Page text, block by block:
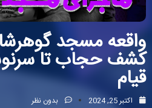
واقعه مسجد
کشف حجاب تا
قیام
اکتبر 25, 2024 بدون نظر